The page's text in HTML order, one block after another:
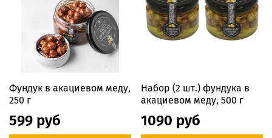
Фундук в акациевом меду,
250 г
599 руб
Набор (2 шт.) фундука в
акациевом меду, 500 г
1090 руб